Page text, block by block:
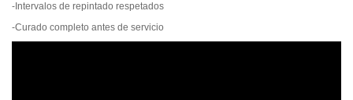
-Intervalos de repintado respetados
-Curado completo antes de servicio